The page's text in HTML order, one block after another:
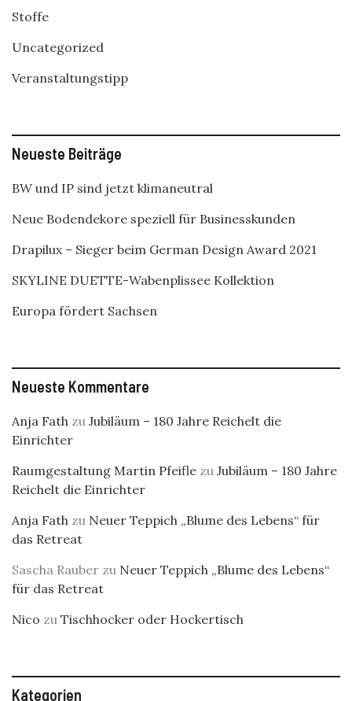
Stoffe
Uncategorized
Veranstaltungstipp
Neueste Beiträge
BW und IP sind jetzt klimaneutral
Neue Bodendekore speziell für Businesskunden
Drapilux – Sieger beim German Design Award 2021
SKYLINE DUETTE-Wabenplissee Kollektion
Europa fördert Sachsen
Neueste Kommentare
Anja Fath zu Jubiläum – 180 Jahre Reichelt die
Einrichter
Raumgestaltung Martin Pfeifle zu Jubiläum – 180 Jahre
Reichelt die Einrichter
Anja Fath zu Neuer Teppich „Blume des Lebens“ für
das Retreat
Sascha Rauber zu Neuer Teppich „Blume des Lebens“
für das Retreat
Nico zu Tischhocker oder Hockertisch
Kategorien